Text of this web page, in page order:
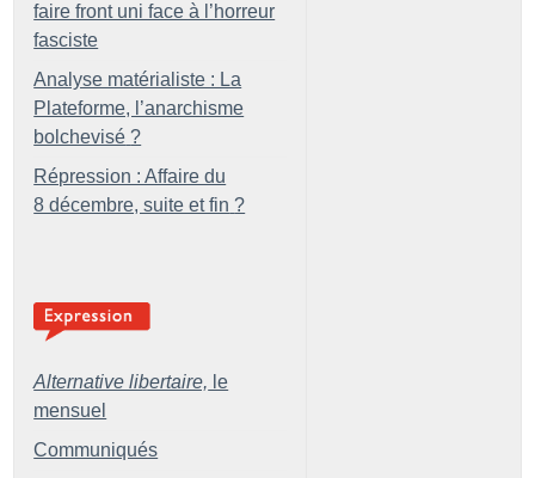
faire front uni face à l’horreur
fasciste
Analyse matérialiste : La
Plateforme, l’anarchisme
bolchevisé ?
Répression : Affaire du
8 décembre, suite et fin ?
Alternative libertaire, le
mensuel
Communiqués